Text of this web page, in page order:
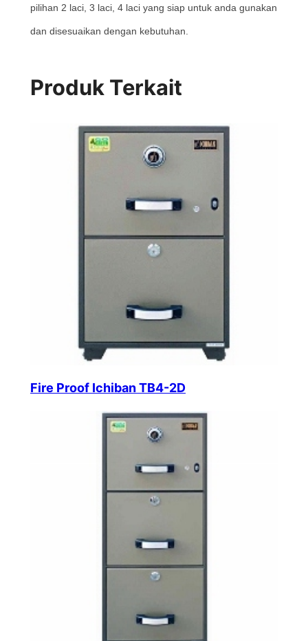
pilihan 2 laci, 3 laci, 4 laci yang siap untuk anda gunakan
dan disesuaikan dengan kebutuhan.
Produk Terkait
Fire Proof Ichiban TB4-2D